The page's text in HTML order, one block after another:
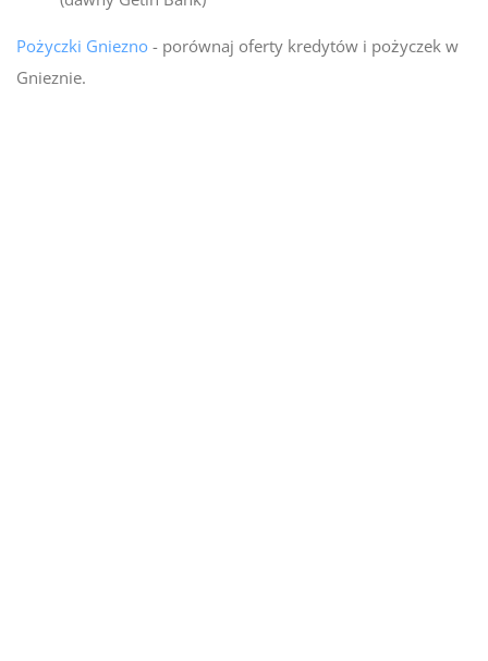
Pożyczki Gniezno- porównaj oferty kredytów i pożyczek w
Gnieznie.